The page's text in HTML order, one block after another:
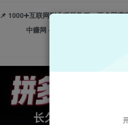
📌 1000➕互联网副业项目教程，更多网
中赚网 - 分享各大收费VIP网赚项